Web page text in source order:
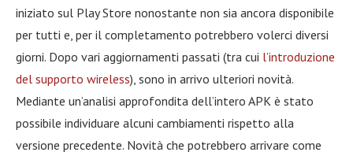
iniziato sul Play Store nonostante non sia ancora disponibile
per tutti e, per il completamento potrebbero volerci diversi
giorni. Dopo vari aggiornamenti passati (tra cui l’introduzione
del supporto wireless), sono in arrivo ulteriori novità.
Mediante un’analisi approfondita dell’intero APK è stato
possibile individuare alcuni cambiamenti rispetto alla
versione precedente. Novità che potrebbero arrivare come